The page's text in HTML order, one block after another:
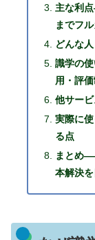
主な利
までフ
どんな
識学の
用・評
他サー
実際に
る点
まとめ
本解決